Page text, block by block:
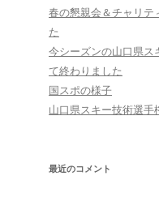
春の懇親会＆チャリテ
た
今シーズンの山口県ス
て終わりました
国スポの様子
山口県スキー技術選手
最近のコメント